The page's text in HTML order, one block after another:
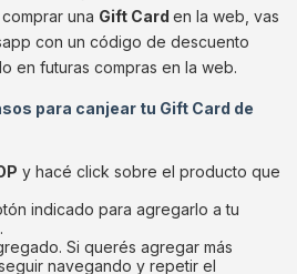
una Gift Card en la web, vas
con un código de descuento
en futuras compras en la web.
para canjear tu Gift Card de
y hacé click sobre el producto que
indicado para agregarlo a tu
Si querés agregar más
navegando y repetir el